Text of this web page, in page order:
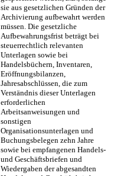
sie aus gesetzlichen Gründen der
Archivierung aufbewahrt werden
müssen. Die gesetzliche
Aufbewahrungsfrist beträgt bei
steuerrechtlich relevanten
Unterlagen sowie bei
Handelsbüchern, Inventaren,
Eröffnungsbilanzen,
Jahresabschlüssen, die zum
Verständnis dieser Unterlagen
erforderlichen
Arbeitsanweisungen und
sonstigen
Organisationsunterlagen und
Buchungsbelegen zehn Jahre
sowie bei empfangenen Handels-
und Geschäftsbriefen und
Wiedergaben der abgesandten